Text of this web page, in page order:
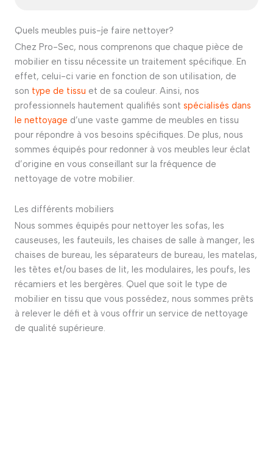
Quels meubles puis-je faire nettoyer?
Chez Pro-Sec, nous comprenons que chaque pièce de
mobilier en tissu nécessite un traitement spécifique. En
effet, celui-ci varie en fonction de son utilisation, de
son type de tissu et de sa couleur. Ainsi, nos
professionnels hautement qualifiés sont spécialisés dans
le nettoyage d’une vaste gamme de meubles en tissu
pour répondre à vos besoins spécifiques. De plus, nous
sommes équipés pour redonner à vos meubles leur éclat
d’origine en vous conseillant sur la fréquence de
nettoyage de votre mobilier.
Les différents mobiliers
Nous sommes équipés pour nettoyer les sofas, les
causeuses, les fauteuils, les chaises de salle à manger, les
chaises de bureau, les séparateurs de bureau, les matelas,
les têtes et/ou bases de lit, les modulaires, les poufs, les
récamiers et les bergères. Quel que soit le type de
mobilier en tissu que vous possédez, nous sommes prêts
à relever le défi et à vous offrir un service de nettoyage
de qualité supérieure.